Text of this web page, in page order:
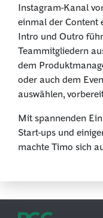
Instagram-Kanal
einmal der Content
Intro und Outro
Teammitgliedern
dem
oder auch dem
auswählen,
Mit spannenden
Start-ups und
machte Timo sich